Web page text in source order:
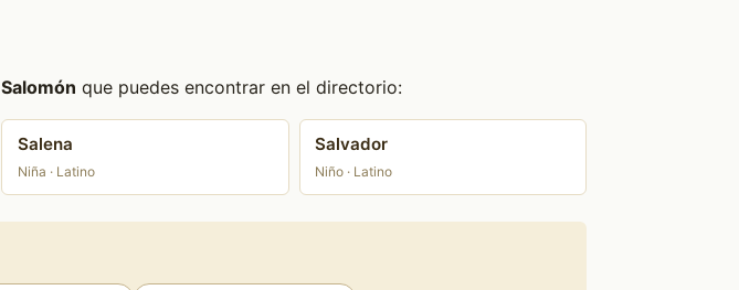
Salomón que puedes encontrar en el directorio:
Salena
Niña · Latino
Salvador
Niño · Latino